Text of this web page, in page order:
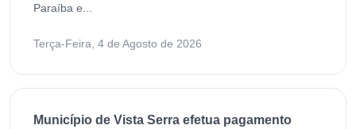
Paraíba e...
Terça-Feira, 4 de Agosto de 2026
Município de Vista Serra efetua pagamento